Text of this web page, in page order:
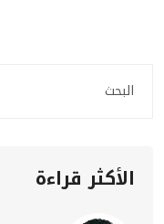
الأكثر قراءة